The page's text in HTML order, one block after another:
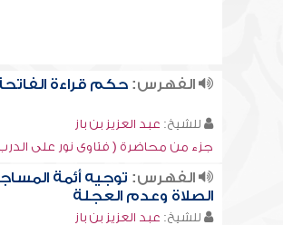
الفهرس:حكم قراءة
للشيخ: عبد العزيز بن باز
جزء من محاضرة ( فتاوى نور على الدرب
الفهرس: توجيه أئمة
الصلاة وعدم العجلة
للشيخ: عبد العزيز بن باز